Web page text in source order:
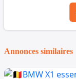
Annonces similaires